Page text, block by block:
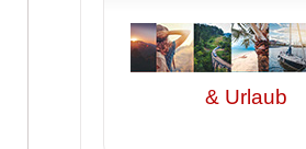
& Urlaub